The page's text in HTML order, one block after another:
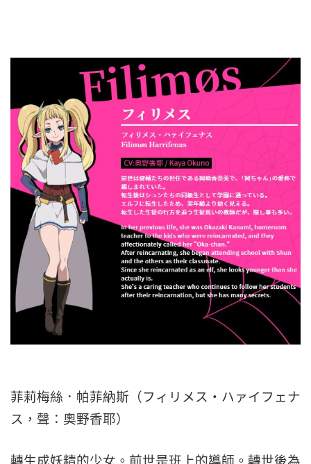
菲莉梅絲．帕菲納斯（フィリメス・ハァイフェナ
ス，聲：奧野香耶）